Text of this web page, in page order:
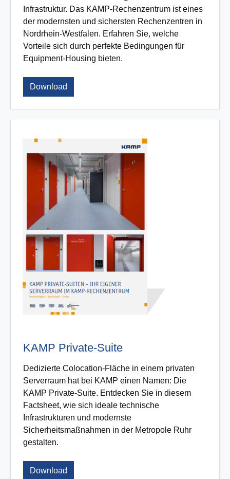
Infrastruktur. Das KAMP-Rechenzentrum ist eines
der modernsten und sichersten Rechenzentren in
Nordrhein-Westfalen. Erfahren Sie, welche
Vorteile sich durch perfekte Bedingungen für
Equipment-Housing bieten.
Download
KAMP Private-Suite
Dedizierte Colocation-Fläche in einem privaten
Serverraum hat bei KAMP einen Namen: Die
KAMP Private-Suite. Entdecken Sie in diesem
Factsheet, wie sich ideale technische
Infrastrukturen und modernste
Sicherheitsmaßnahmen in der Metropole Ruhr
gestalten.
Download